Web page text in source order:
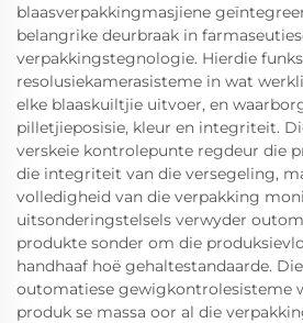
blaasverpakkingmasjiene
belangrike deurbraak in
verpakkingstegnologie. Hierdie
resolusiekamerasisteme in wat
elke blaaskuiltjie uitvoer, en
pilletjieposisie, kleur en integriteit.
verskeie kontrolepunte regdeur die
die integriteit van die versegeling,
volledigheid van die verpakking
uitsonderingstelsels verwyder
produkte sonder om die
handhaaf hoë gehaltestandaarde.
outomatiese gewigkontrolesisteme
produk se massa oor al die